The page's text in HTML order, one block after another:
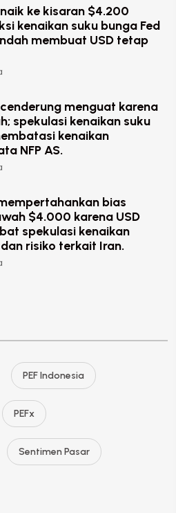
ke kisaran $4.200
kenaikan suku bunga Fed
membuat USD tetap
menguat karena
spekulasi kenaikan suku
kenaikan
NFP AS.
bias
$4.000 karena USD
spekulasi kenaikan
risiko terkait Iran.
PEF Indonesia
PEFx
Sentimen Pasar